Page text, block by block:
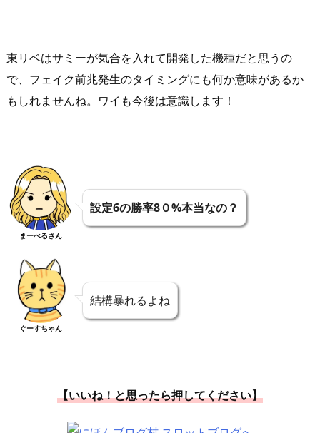
東リベはサミーが気合を入れて開発した機種だと思うの
で、フェイク前兆発生のタイミングにも何か意味があるか
もしれませんね。ワイも今後は意識します！
まーべるさん
設定6の勝率8０%本当なの？
ぐーすちゃん
結構暴れるよね
【いいね！と思ったら押してください】